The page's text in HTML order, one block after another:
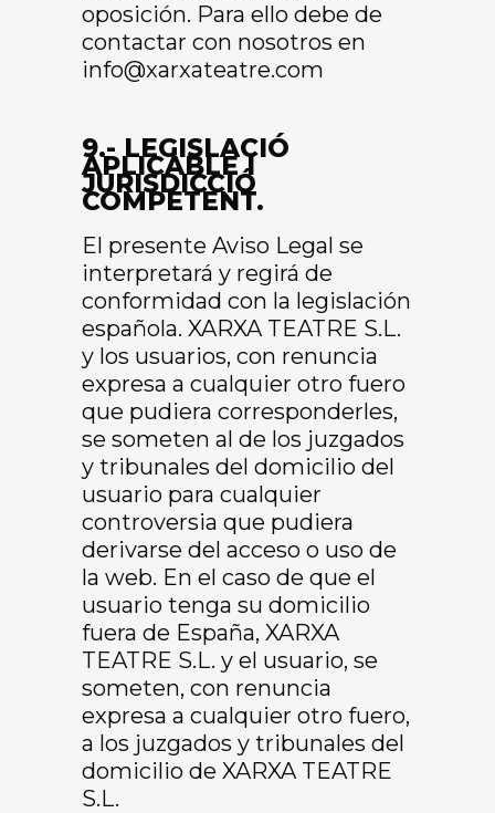
oposición. Para ello debe de
contactar con nosotros en
info@xarxateatre.com
9.- LEGISLACIÓ
APLICABLE I
JURISDICCIÓ
COMPETENT.
El presente Aviso Legal se
interpretará y regirá de
conformidad con la legislación
española. XARXA TEATRE S.L.
y los usuarios, con renuncia
expresa a cualquier otro fuero
que pudiera corresponderles,
se someten al de los juzgados
y tribunales del domicilio del
usuario para cualquier
controversia que pudiera
derivarse del acceso o uso de
la web. En el caso de que el
usuario tenga su domicilio
fuera de España, XARXA
TEATRE S.L. y el usuario, se
someten, con renuncia
expresa a cualquier otro fuero,
a los juzgados y tribunales del
domicilio de XARXA TEATRE
S.L.